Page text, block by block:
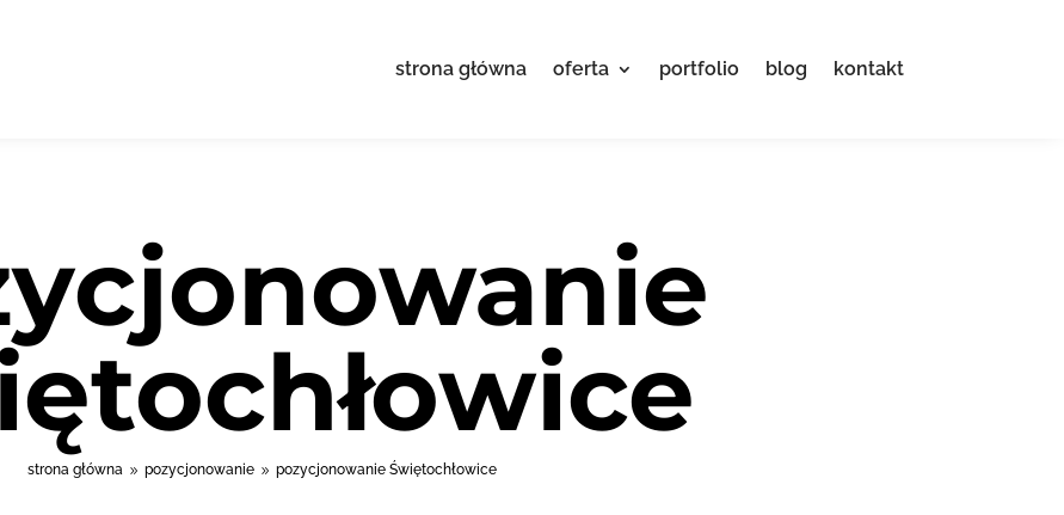
strona główna oferta portfolio blog kontakt
strona główna 9 pozycjonowanie 9 pozycjonowanie Świętochłowice